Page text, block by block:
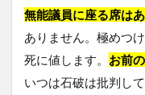
無能議員に座る席は
ありません。極めつ
死に値します。 お前
いつは石破は批判し